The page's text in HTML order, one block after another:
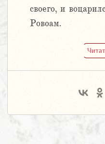
своего, и
Ровоам.